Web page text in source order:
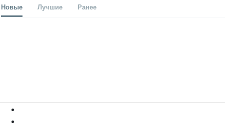
Новые Лучшие Ранее